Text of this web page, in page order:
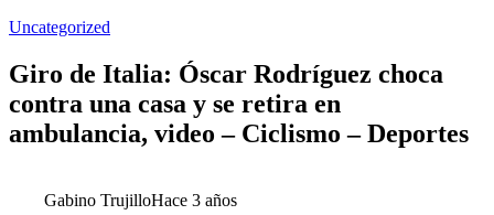
Uncategorized
Giro de Italia: Óscar Rodríguez choca
contra una casa y se retira en
ambulancia, video – Ciclismo – Deportes
Gabino TrujilloHace 3 años